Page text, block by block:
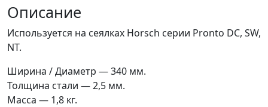
Horsch
HR-
D-
340-
2,5/HS23010201
Сизар
Описание
Используется на сеялках Horsch серии Pronto DC, SW,
NT.
Ширина / Диаметр — 340 мм.
Толщина стали — 2,5 мм.
Масса — 1,8 кг.